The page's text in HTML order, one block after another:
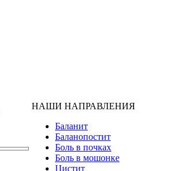
НАШИ НАПРАВЛЕНИЯ
Баланит
Баланопостит
Боль в почках
Боль в мошонке
Цистит